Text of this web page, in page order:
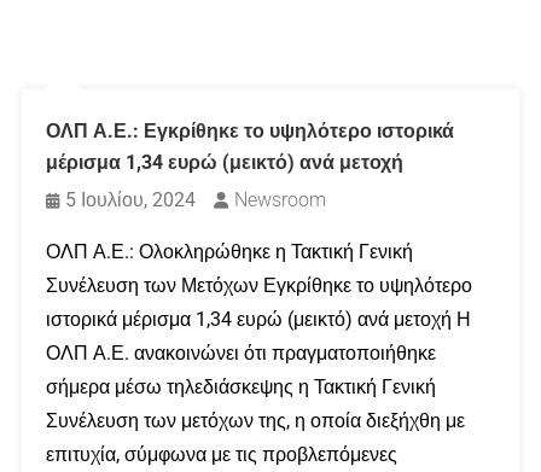
ΟΛΠ Α.Ε.: Εγκρίθηκε το υψηλότερο ιστορικά
μέρισμα 1,34 ευρώ (μεικτό) ανά μετοχή
5 Ιουλίου, 2024
Newsroom
ΟΛΠ Α.Ε.: Ολοκληρώθηκε η Τακτική Γενική
Συνέλευση των Μετόχων Εγκρίθηκε το υψηλότερο
ιστορικά μέρισμα 1,34 ευρώ (μεικτό) ανά μετοχή Η
ΟΛΠ Α.Ε. ανακοινώνει ότι πραγματοποιήθηκε
σήμερα μέσω τηλεδιάσκεψης η Τακτική Γενική
Συνέλευση των μετόχων της, η οποία διεξήχθη με
επιτυχία, σύμφωνα με τις προβλεπόμενες